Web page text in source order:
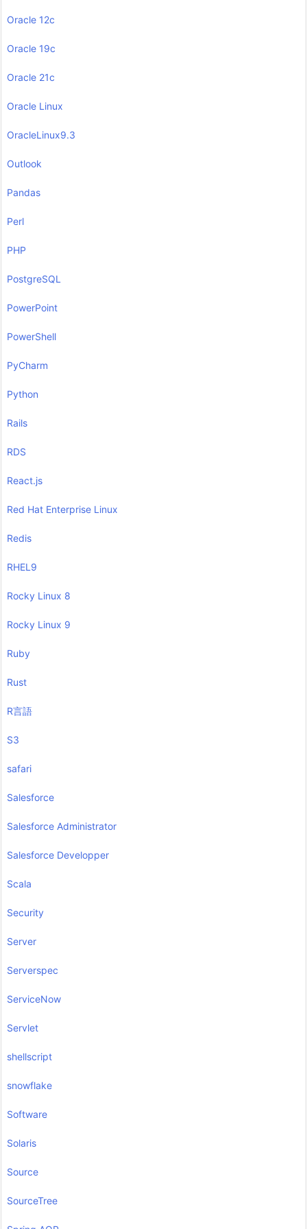
Oracle 12c
Oracle 19c
Oracle 21c
Oracle Linux
OracleLinux9.3
Outlook
Pandas
Perl
PHP
PostgreSQL
PowerPoint
PowerShell
PyCharm
Python
Rails
RDS
React.js
Red Hat Enterprise Linux
Redis
RHEL9
Rocky Linux 8
Rocky Linux 9
Ruby
Rust
R言語
S3
safari
Salesforce
Salesforce Administrator
Salesforce Developper
Scala
Security
Server
Serverspec
ServiceNow
Servlet
shellscript
snowflake
Software
Solaris
Source
SourceTree